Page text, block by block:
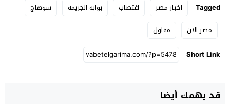
Tagged اخبار مصر اغتصاب بوابة الجريمة
سوهاج
مصر الان
مقاول
Short Link
قد يهمك أيضا